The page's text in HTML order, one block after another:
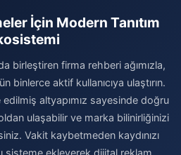
İçin Modern Tanıtım
birleştiren firma rehberi ağımızla,
binlerce aktif kullanıcıya ulaştırın.
altyapımız sayesinde doğru
ulaşabilir ve marka bilinirliğinizi
Vakit kaybetmeden kaydınızı